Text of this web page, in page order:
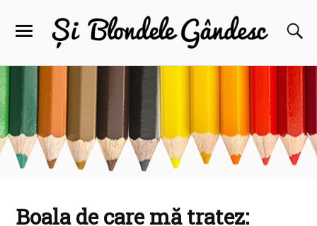
Boala de care mă tratez: